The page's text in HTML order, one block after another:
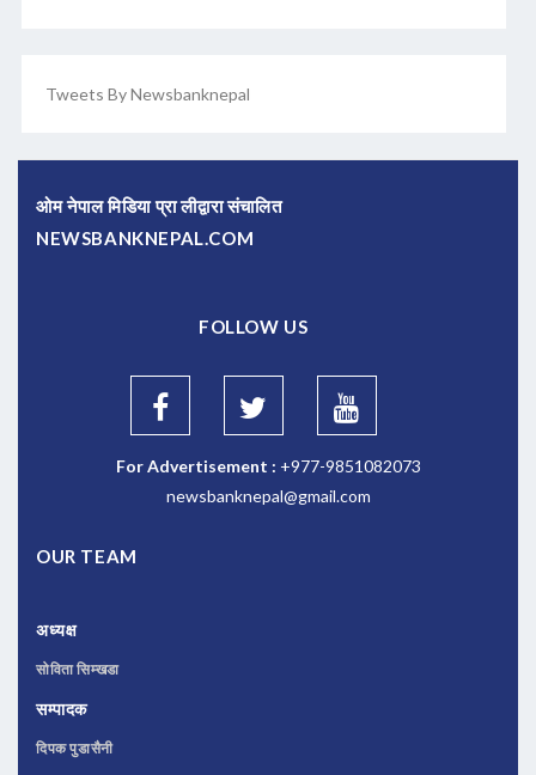
Tweets By Newsbanknepal
ओम नेपाल मिडिया प्रा लीद्वारा संचालित
NEWSBANKNEPAL.COM
FOLLOW US
For Advertisement : +977-9851082073
newsbanknepal@gmail.com
OUR TEAM
अध्यक्ष
सोविता सिम्खडा
सम्पादक
दिपक पुडासैनी